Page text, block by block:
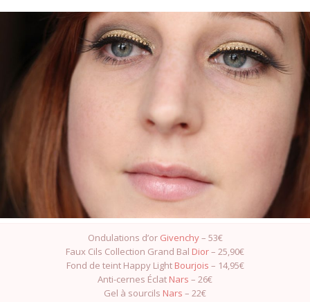
Ondulations d’or Givenchy– 53€
Faux Cils Collection Grand Bal Dior– 25,90€
Fond de teint Happy Light Bourjois – 14,95€
Anti-cernes Éclat Nars – 26€
Gel à sourcils Nars – 22€